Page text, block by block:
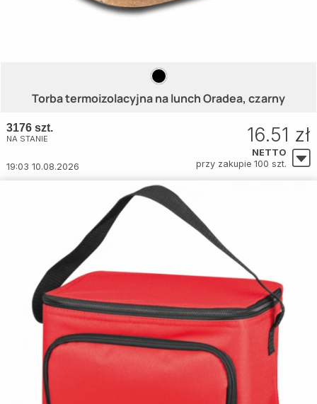
Torba termoizolacyjna na lunch Oradea, czarny
3176 szt.
NA STANIE
19:03 10.08.2026
16.51 zł
NETTO
przy zakupie 100 szt.